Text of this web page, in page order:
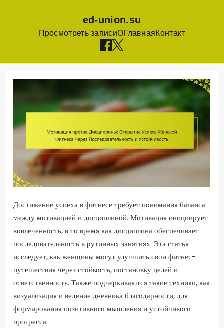
ed-union.su
Просмотреть записиОГлавнаяКонтакт
Достижение успеха в фитнесе требует понимания баланса
между мотивацией и дисциплиной. Мотивация инициирует
вовлеченность, в то время как дисциплина обеспечивает
последовательность в рутинных занятиях. Эта статья
исследует, как женщины могут улучшить свои фитнес-
путешествия через стойкость, постановку целей и
ответственность. Также подчеркиваются такие техники, как
визуализация и ведение дневника благодарности, для
формирования позитивного мышления и устойчивого
прогресса.